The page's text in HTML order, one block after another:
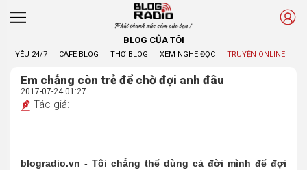
Phát thanh xúc cảm của bạn !
BLOG CỦA TÔI
YÊU 24/7 CAFE BLOG THƠ BLOG XEM NGHE ĐỌC TRUYỆN ONLINE
Em chẳng còn trẻ để chờ đợi anh đâu
2017-07-24 01:27
Tác giả:
blogradio.vn - Tôi chẳng thể dùng cả đời mình để đợi